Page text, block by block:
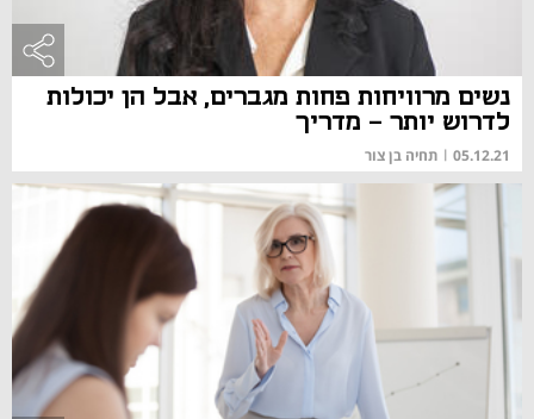
נשים מרוויחות פחות מגברים, אבל הן יכולות
לדרוש יותר - מדריך
05.12.21
| תחיה בן צור